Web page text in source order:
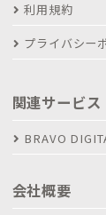
利用規約
プライバシー
関連サービス
BRAVO
会社概要